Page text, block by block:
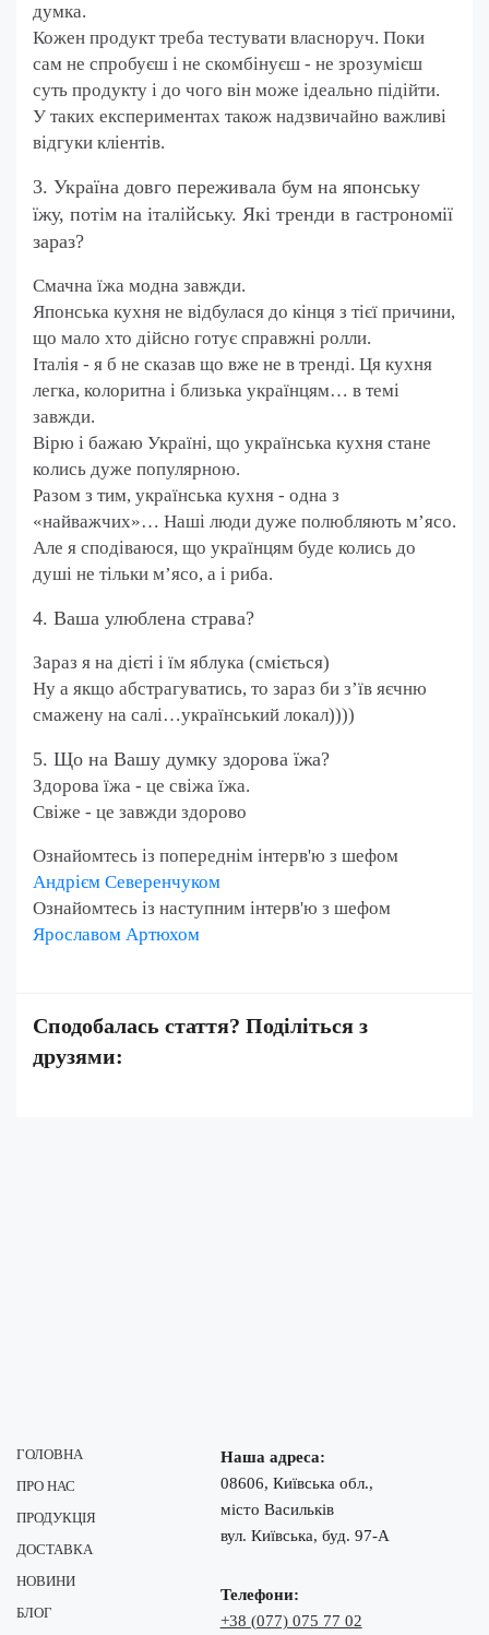
думка.
Кожен продукт треба тестувати власноруч. Поки
сам не спробуєш і не скомбінуєш - не зрозумієш
суть продукту і до чого він може ідеально підійти.
У таких експериментах також надзвичайно важливі
відгуки кліентів.
3. Україна довго переживала бум на японську
їжу, потім на італійську. Які тренди в гастрономії
зараз?
Смачна їжа модна завжди.
Японська кухня не відбулася до кінця з тієї причини,
що мало хто дійсно готує справжні ролли.
Італія - я б не сказав що вже не в тренді. Ця кухня
легка, колоритна і близька українцям… в темі
завжди.
Вірю і бажаю Україні, що українська кухня стане
колись дуже популярною.
Разом з тим, українська кухня - одна з
«найважчих»… Наші люди дуже полюбляють м’ясо.
Але я сподіваюся, що українцям буде колись до
душі не тільки м’ясо, а і риба.
4. Ваша улюблена страва?
Зараз я на дієті і їм яблука (сміється)
Ну а якщо абстрагуватись, то зараз би з’їв яєчню
смажену на салі…український локал))))
5. Що на Вашу думку здорова їжа?
Здорова їжа - це свіжа їжа.
Свіже - це завжди здорово
Ознайомтесь із попереднім інтерв'ю з шефом
Андрієм Северенчуком
Ознайомтесь із наступним інтерв'ю з шефом
Ярославом Артюхом
Сподобалась стаття? Поділіться з
друзями:
ГОЛОВНА
ПРО НАС
ПРОДУКЦІЯ
ДОСТАВКА
НОВИНИ
БЛОГ
Наша адреса:
08606, Київська обл.,
місто Васильків
вул. Київська, буд. 97-А
Телефони:
+38 (077) 075 77 02